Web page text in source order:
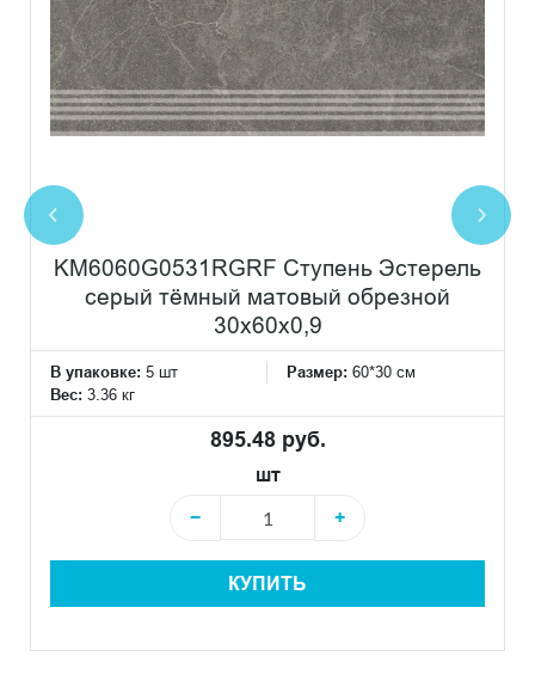
KM6060G0531RGRF Ступень Эстерель
серый тёмный матовый обрезной
30x60x0,9
В упаковке: 5 шт Размер: 60*30 см
Вес: 3.36 кг
895.48 руб.
шт
−
+
КУПИТЬ